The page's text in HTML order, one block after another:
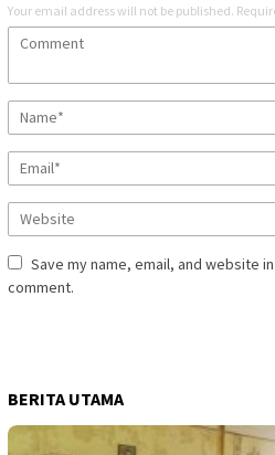
Your email address will not be published.
Save my name, email, and website
comment.
BERITA UTAMA